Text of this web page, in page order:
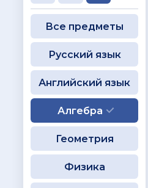
Все предметы
Русский язык
Английский язык
Алгебра
Геометрия
Физика